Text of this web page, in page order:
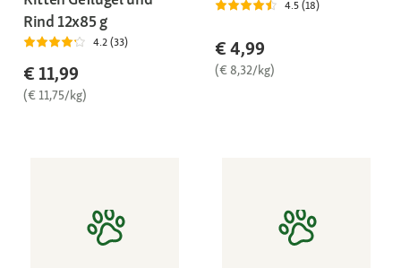
Rind 12x85 g
4.2 (33)
€ 11,99
(€ 11,75/kg)
4.5 (18)
€ 4,99
(€ 8,32/kg)